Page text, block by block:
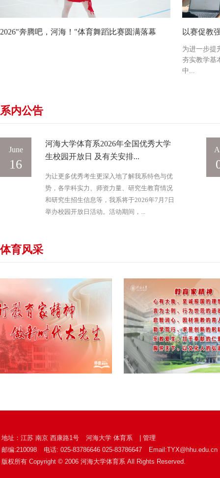
2026"奔腾吧，河海！"体育舞蹈比赛圆满落幕 以赛促教
为进一步提
夯实教学基
中...
系内公告
June
16
河海大学体育系2026年全国优秀大学
生校园开放日 及有关安排...
为让更多优秀考生更深入地了解我系特色与优
势，各学科实力、师资力量、研究生教育情况
和研究生招生信息等，我系将于2026年7月7日
举办校园开放日活动。活动期间，...
体育风采
地址：江苏 南京 西康路1号 河海大学 体育系
管理
邮编:210098
电话: 025-83786646 025-83786647
Email:TYX@hhu.edu.cn
版权所有 Copyright © 2006 河海大学体育系 All Rights Reserved.